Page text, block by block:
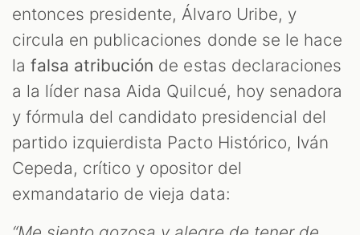
entonces presidente, Álvaro Uribe, y
circula en publicaciones donde se le hace
lafalsa atribución de estas declaraciones
a la líder nasa Aida Quilcué, hoy senadora
y fórmula del candidato presidencial del
partido izquierdista Pacto Histórico, Iván
Cepeda, crítico y opositor del
exmandatario de vieja data: